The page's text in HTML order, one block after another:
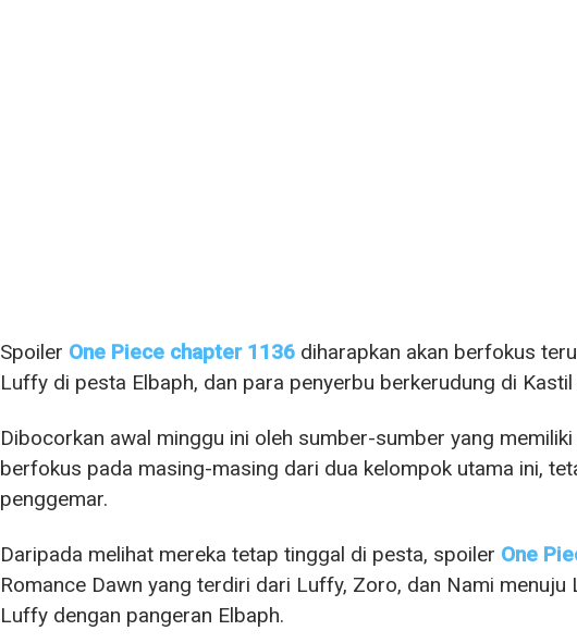
Spoiler One Piece chapter 1136diharapkan akan berfokus
Luffy di pesta Elbaph, dan para penyerbu berkerudung di Kastil
Dibocorkan awal minggu ini oleh sumber-sumber yang
berfokus pada masing-masing dari dua kelompok utama ini,
penggemar.
Daripada melihat mereka tetap tinggal di pesta, spoiler One
Romance Dawn yang terdiri dari Luffy, Zoro, dan Nami menuju
Luffy dengan pangeran Elbaph.